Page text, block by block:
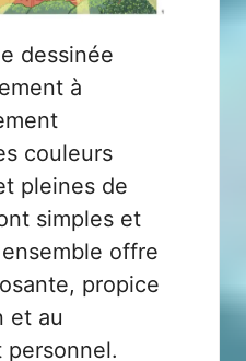
dessinée
à
couleurs
pleines de
simples et
offre
propice
et au
personnel.